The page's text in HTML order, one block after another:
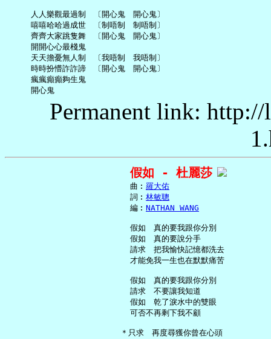
     人人樂觀最過制　〔開心鬼　開心鬼〕
     嘻嘻哈哈過成世　〔制唔制　制唔制〕
     齊齊大家跳隻舞　〔開心鬼　開心鬼〕
     開開心心最棧鬼
     天天擔憂無人制　〔我唔制　我唔制〕
     時時扮懵詐詐諦　〔開心鬼　開心鬼〕
     瘋瘋癲癲夠生鬼
Permanent link:
假如 - 杜麗莎
     曲︰
羅大佑
     詞︰
林敏聰
     編︰
NATHAN WANG
     假如　真的要我跟你分別
     假如　真的要說分手
     請求　把我愉快記憶都洗去
     才能免我一生也在默默痛苦
     假如　真的要我跟你分別
     請求　不要讓我知道
     假如　乾了淚水中的雙眼
     可否不再剩下我不顧
   ＊只求　再度尋獲你曾在心頭